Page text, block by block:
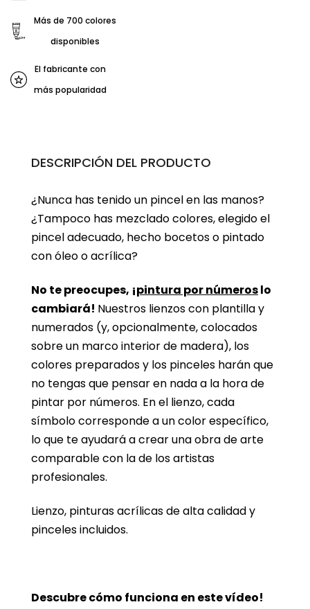
Más de 700 colores
disponibles
El fabricante con
más popularidad
DESCRIPCIÓN DEL PRODUCTO
¿Nunca has tenido un pincel en las manos?
¿Tampoco has mezclado colores, elegido el
pincel adecuado, hecho bocetos o pintado
con óleo o acrílica?
No te preocupes, ¡pintura por númeroslo
cambiará! Nuestros lienzos con plantilla y
numerados (y, opcionalmente, colocados
sobre un marco interior de madera), los
colores preparados y los pinceles harán que
no tengas que pensar en nada a la hora de
pintar por números. En el lienzo, cada
símbolo corresponde a un color específico,
lo que te ayudará a crear una obra de arte
comparable con la de los artistas
profesionales.
Lienzo, pinturas acrílicas de alta calidad y
pinceles incluidos.
Descubre cómo funciona en este vídeo!